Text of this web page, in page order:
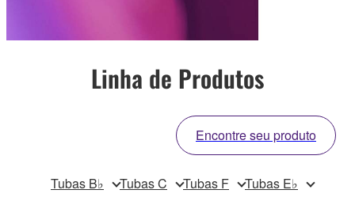
Linha de Produtos
Encontre seu produto
Tubas B♭ Tubas C Tubas F Tubas E♭